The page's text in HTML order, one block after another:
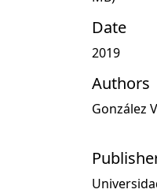
Date
2019
Authors
González